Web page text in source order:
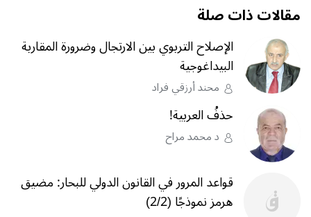
مقالات ذات صلة
الإصلاح التربوي بين الارتجال وضرورة المقاربة
البيداغوجية
محند أرزقي فراد
حذفُ العربية!
د محمد مراح
قواعد المرور في القانون الدولي للبحار: مضيق
هرمز نموذجًا (2/2)